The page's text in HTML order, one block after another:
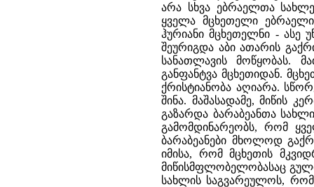
არა სხვა ებრაელთა
ყველა მცხეთელი ებრაელი
ჰურიანი მცხეთელნი -
შეურიგდა აბი ათარის
სანათლავის მოწყობას.
განფანტვა მცხეთიდან.
ქრისტიანობა აღიარა.
შინა. მაშასადამე, მიწის
გაზარდა ბარაბეანთა
გამომდინარეობს, რომ
ბარაბეანები მხოლოდ
იმისა, რომ მცხეთის
მიწისმფლობელობასაც
სახლის საგვარეულოს,